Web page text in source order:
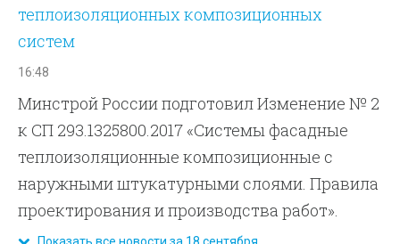
теплоизоляционных композиционных
систем
16:48
Минстрой России подготовил Изменение № 2
к СП 293.1325800.2017 «Системы фасадные
теплоизоляционные композиционные с
наружными штукатурными слоями. Правила
проектирования и производства работ».